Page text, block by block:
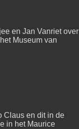
en Jan Vanriet over
Museum van
Claus en dit in de
in het Maurice